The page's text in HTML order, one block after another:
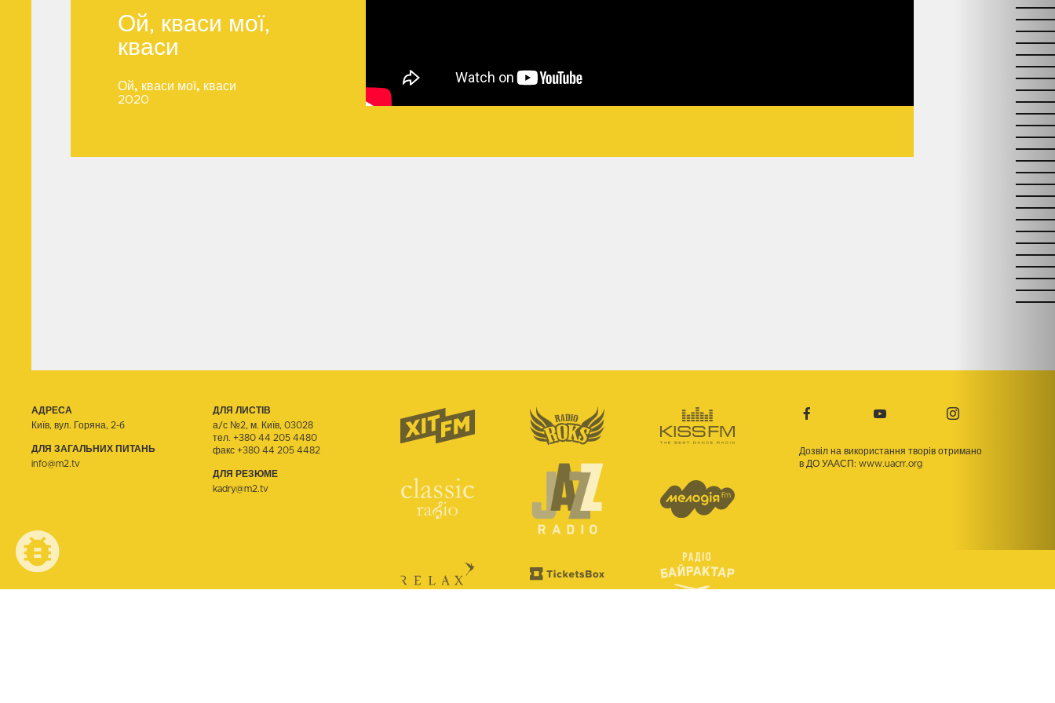
Ой, кваси мої,
кваси
кваси
Ой, кваси мої, кваси
2020
АДРЕСА
Київ, вул. Горяна, 2-б
ДЛЯ ЗАГАЛЬНИХ ПИТАНЬ
info@m2.tv
ДЛЯ ЛИСТІВ
а/с №2, м. Київ, 03028
тел. +380 44 205 4480
факс +380 44 205 4482
ДЛЯ РЕЗЮМЕ
kadry@m2.tv
Дозвіл на використання творів отримано
в ДО УААСП: www.uacrr.org